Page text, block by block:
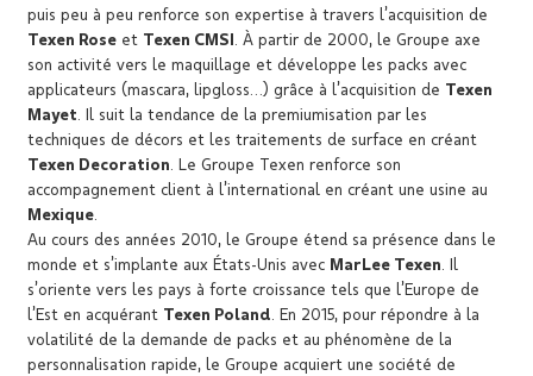
puis peu à peu renforce son expertise à travers l’acquisition de
Texen Rose et Texen CMSI . À partir de 2000, le Groupe axe
son activité vers le maquillage et développe les packs avec
applicateurs (mascara, lipgloss…) grâce à l’acquisition de Texen
Mayet . Il suit la tendance de la premiumisation par les
techniques de décors et les traitements de surface en créant
Texen Decoration . Le Groupe Texen renforce son
accompagnement client à l’international en créant une usine au
Mexique
Au cours des années 2010, le Groupe étend sa présence dans le
monde et s’implante aux États-Unis avec MarLee Texen . Il
s’oriente vers les pays à forte croissance tels que l’Europe de
l’Est en acquérant Texen Poland . En 2015, pour répondre à la
volatilité de la demande de packs et au phénomène de la
personnalisation rapide, le Groupe acquiert une société de